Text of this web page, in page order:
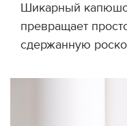
Шикарный
превращает
сдержанную